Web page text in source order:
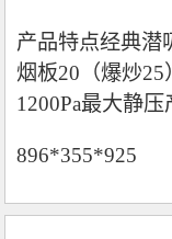
产品特点经典潜
烟板20（爆炒25
1200Pa最大静
896*355*925